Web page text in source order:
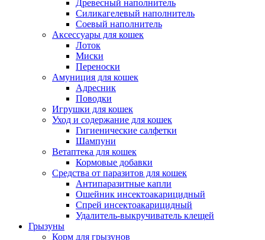
Древесный наполнитель
Силикагелевый наполнитель
Соевый наполнитель
Аксессуары для кошек
Лоток
Миски
Переноски
Амуниция для кошек
Адресник
Поводки
Игрушки для кошек
Уход и содержание для кошек
Гигиенические салфетки
Шампуни
Ветаптека для кошек
Кормовые добавки
Средства от паразитов для кошек
Антипаразитные капли
Ошейник инсектоакарицидный
Спрей инсектоакарицидный
Удалитель-выкручиватель клещей
Грызуны
Корм для грызунов